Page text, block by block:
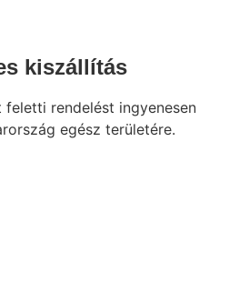
kiszállítás
feletti rendelést ingyenesen
egész területére.